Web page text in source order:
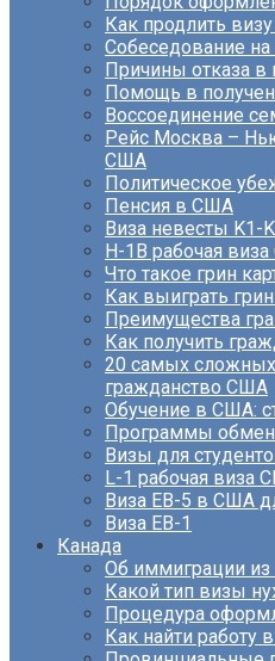
Как продлить
Собеседование
Причины отказа
Помощь в
Воссоединение
Рейс Москва –
США
Политическое
Пенсия в США
Виза невесты K1-
H-1B рабочая
Что такое грин
Как выиграть
Преимущества
Как получить
20 самых сложных
гражданство США
Обучение в США:
Программы
Визы для
L-1 рабочая виза
Виза EB-5 в США
Виза ЕВ-1
Канада
Об иммиграции из
Какой тип визы
Процедура
Как найти работу